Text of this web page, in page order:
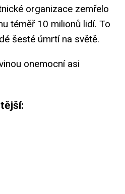
organizace zemřelo
téměř 10 milionů lidí. To
šesté úmrtí na světě.
onemocní asi